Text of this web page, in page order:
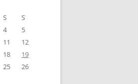
S
S
4
5
11
12
18
19
25
26